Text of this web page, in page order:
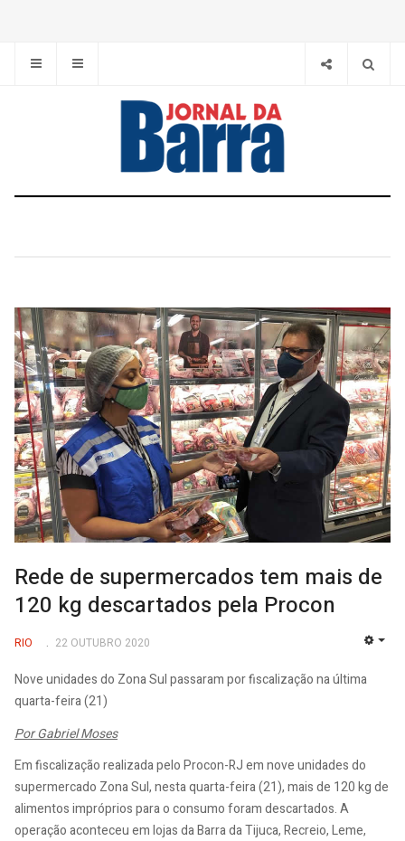
Rede de supermercados tem mais de
120 kg descartados pela Procon
RIO 22 OUTUBRO 2020
Nove unidades do Zona Sul passaram por fiscalização na última
quarta-feira (21)
Por Gabriel Moses
Em fiscalização realizada pelo Procon-RJ em nove unidades do
supermercado Zona Sul, nesta quarta-feira (21), mais de 120 kg de
alimentos impróprios para o consumo foram descartados. A
operação aconteceu em lojas da Barra da Tijuca, Recreio, Leme,